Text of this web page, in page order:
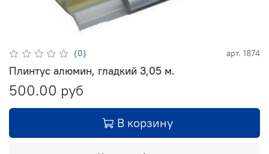
(0) арт. 1874
Плинтус алюмин, гладкий 3,05 м.
500.00 руб
В корзину